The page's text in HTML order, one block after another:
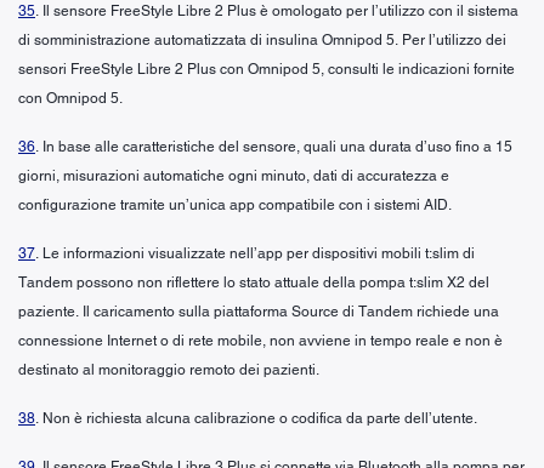
35. Il sensore FreeStyle Libre 2 Plus è omologato per l’utilizzo con il sistema
di somministrazione automatizzata di insulina Omnipod 5. Per l’utilizzo dei
sensori FreeStyle Libre 2 Plus con Omnipod 5, consulti le indicazioni fornite
con Omnipod 5.
36. In base alle caratteristiche del sensore, quali una durata d’uso fino a 15
giorni, misurazioni automatiche ogni minuto, dati di accuratezza e
configurazione tramite un’unica app compatibile con i sistemi AID.
37. Le informazioni visualizzate nell’app per dispositivi mobili t:slim di
Tandem possono non riflettere lo stato attuale della pompa t:slim X2 del
paziente. Il caricamento sulla piattaforma Source di Tandem richiede una
connessione Internet o di rete mobile, non avviene in tempo reale e non è
destinato al monitoraggio remoto dei pazienti.
38. Non è richiesta alcuna calibrazione o codifica da parte dell’utente.